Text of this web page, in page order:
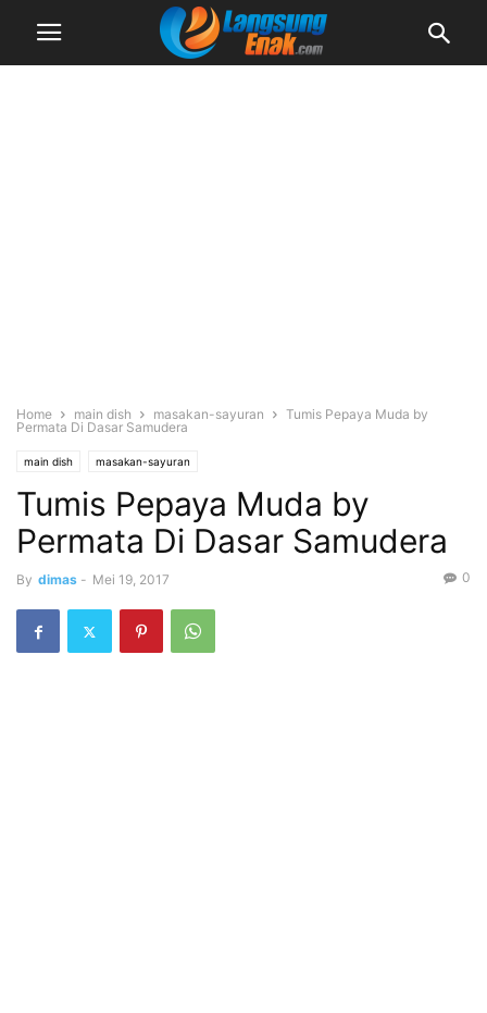
Home main dish masakan-sayuran
Tumis Pepaya Muda by
Permata Di Dasar Samudera
main dish masakan-sayuran
Tumis Pepaya Muda by
Permata Di Dasar Samudera
By dimas - Mei 19, 2017 0